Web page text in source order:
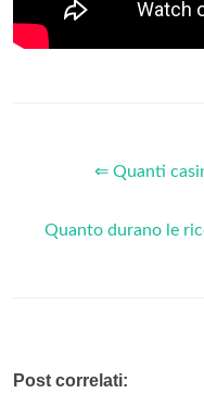
⇐ Quanti
Quanto durano le
Post correlati: